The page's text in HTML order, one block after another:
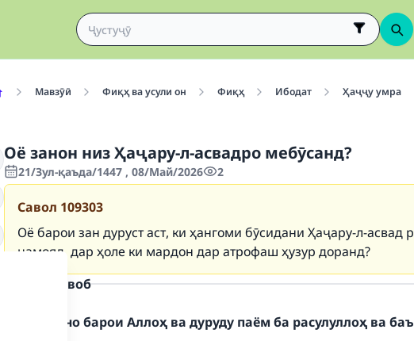
Мавзӯӣ Фиқҳ ва усули он Фиқҳ Ибодат Ҳаҷҷу умра
Оё занон низ Ҳаҷару-л-асвадро мебӯсанд?
21/Зул-қаъда/1447 , 08/Май/2026 2
Савол 109303
Оё барои зан дуруст аст, ки ҳангоми бӯсидани Ҳаҷару-л-асвад
намояд, дар ҳоле ки мардон дар атрофаш ҳузур доранд?
Матни ҷавоб
Ҳамду сано барои Аллоҳ ва дуруду паём ба расулуллоҳ ва